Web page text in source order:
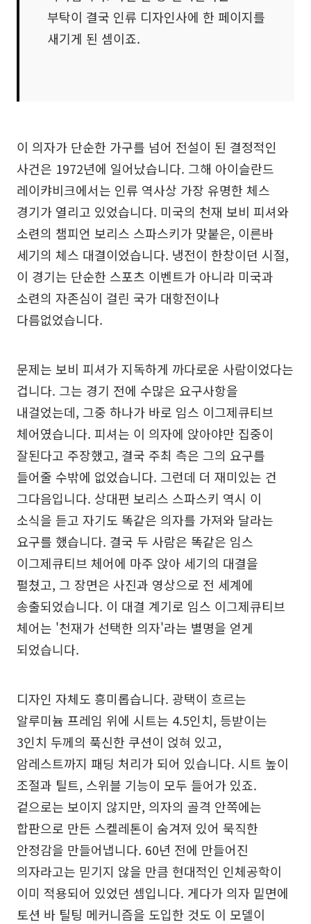
부탁이 결국 인류 디자인사에 한 페이지를
새기게 된 셈이죠.
이 의자가 단순한 가구를 넘어 전설이 된 결정적인
사건은 1972년에 일어났습니다. 그해 아이슬란드
레이캬비크에서는 인류 역사상 가장 유명한 체스
경기가 열리고 있었습니다. 미국의 천재 보비 피셔와
소련의 챔피언 보리스 스파스키가 맞붙은, 이른바
세기의 체스 대결이었습니다. 냉전이 한창이던 시절,
이 경기는 단순한 스포츠 이벤트가 아니라 미국과
소련의 자존심이 걸린 국가 대항전이나
다름없었습니다.
문제는 보비 피셔가 지독하게 까다로운 사람이었다는
겁니다. 그는 경기 전에 수많은 요구사항을
내걸었는데, 그중 하나가 바로 임스 이그제큐티브
체어였습니다. 피셔는 이 의자에 앉아야만 집중이
잘된다고 주장했고, 결국 주최 측은 그의 요구를
들어줄 수밖에 없었습니다. 그런데 더 재미있는 건
그다음입니다. 상대편 보리스 스파스키 역시 이
소식을 듣고 자기도 똑같은 의자를 가져와 달라는
요구를 했습니다. 결국 두 사람은 똑같은 임스
이그제큐티브 체어에 마주 앉아 세기의 대결을
펼쳤고, 그 장면은 사진과 영상으로 전 세계에
송출되었습니다. 이 대결 계기로 임스 이그제큐티브
체어는 '천재가 선택한 의자'라는 별명을 얻게
되었습니다.
디자인 자체도 흥미롭습니다. 광택이 흐르는
알루미늄 프레임 위에 시트는 4.5인치, 등받이는
3인치 두께의 푹신한 쿠션이 얹혀 있고,
암레스트까지 패딩 처리가 되어 있습니다. 시트 높이
조절과 틸트, 스위블 기능이 모두 들어가 있죠.
겉으로는 보이지 않지만, 의자의 골격 안쪽에는
합판으로 만든 스켈레톤이 숨겨져 있어 묵직한
안정감을 만들어냅니다. 60년 전에 만들어진
의자라고는 믿기지 않을 만큼 현대적인 인체공학이
이미 적용되어 있었던 셈입니다. 게다가 의자 밑면에
토션 바 틸팅 메커니즘을 도입한 것도 이 모델이